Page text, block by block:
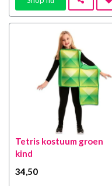
Tetris kostuum groen
kind
34 ,50